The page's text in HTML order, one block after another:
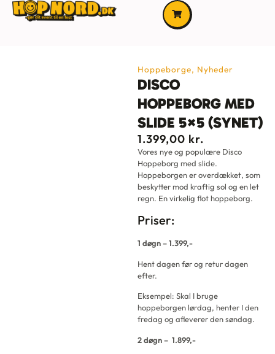
Hoppeborge, Nyheder
DISCO
HOPPEBORG MED
SLIDE 5×5 (SYNET)
1.399,00 kr.
Vores nye og populære Disco
Hoppeborg med slide.
Hoppeborgen er overdækket, som
beskytter mod kraftig sol og en let
regn. En virkelig flot hoppeborg.
Priser:
1 døgn – 1.399,-
Hent dagen før og retur dagen
efter.
Eksempel: Skal I bruge
hoppeborgen lørdag, henter I den
fredag og afleverer den søndag.
2 døgn – 1.899,-